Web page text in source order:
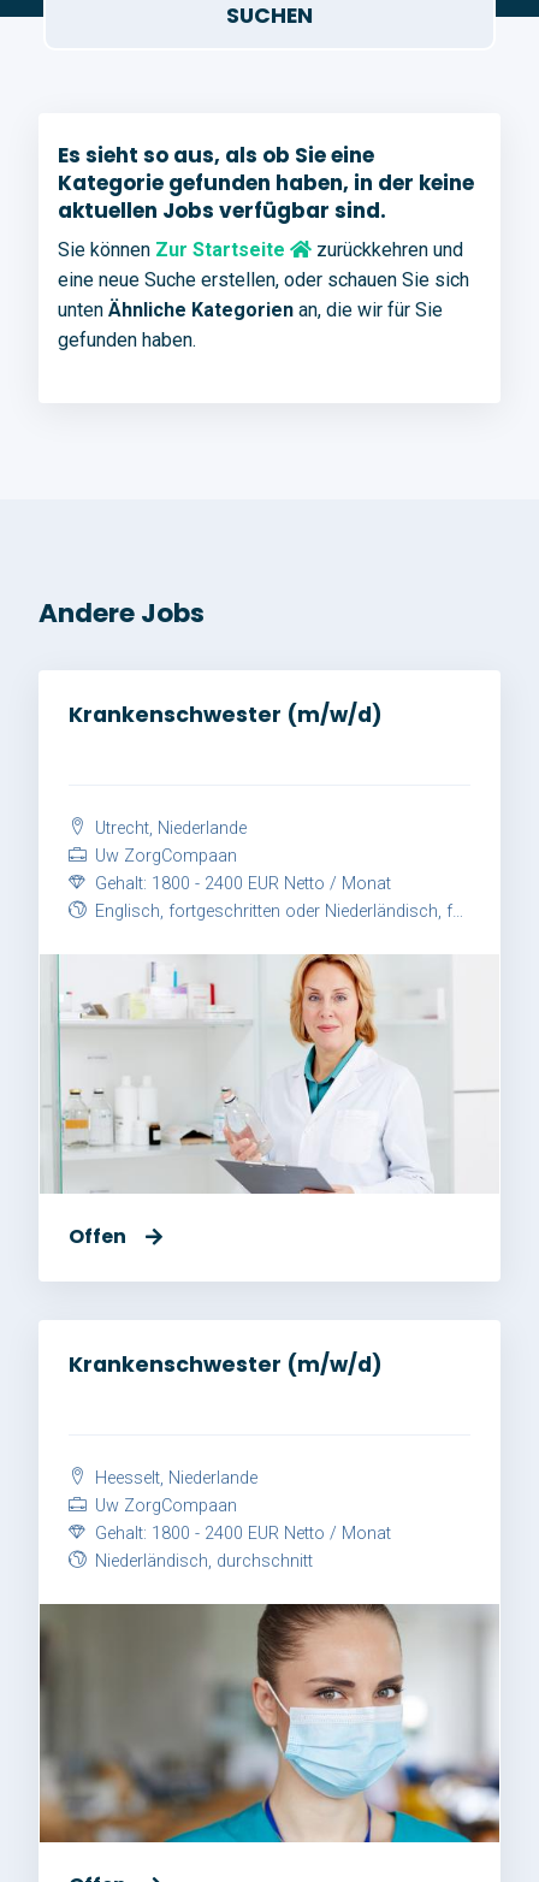
Es sieht so aus, als ob Sie eine
Kategorie gefunden haben, in der keine
aktuellen Jobs verfügbar sind.
Sie können Zur Startseite
zurückkehren und
eine neue Suche erstellen, oder schauen Sie sich
unten Ähnliche Kategorien an, die wir für Sie
gefunden haben.
Andere Jobs
Krankenschwester (m/w/d)
Utrecht, Niederlande
Uw ZorgCompaan
Gehalt: 1800 - 2400 EUR Netto / Monat
Englisch, fortgeschritten oder Niederländisch, fortgeschritten
Offen
Krankenschwester (m/w/d)
Heesselt, Niederlande
Uw ZorgCompaan
Gehalt: 1800 - 2400 EUR Netto / Monat
Niederländisch, durchschnitt